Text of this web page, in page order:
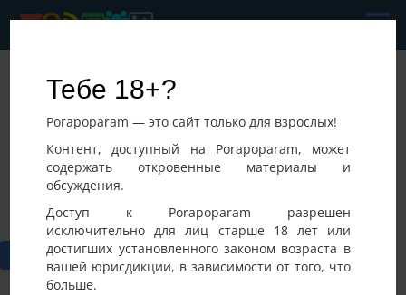
Тебе 18+?
Porapoparam — это сайт только для взрослых!
Контент, доступный на Porapoparam, может
содержать откровенные материалы и
обсуждения.
Доступ к Porapoparam разрешен
исключительно для лиц старше 18 лет или
достигших установленного законом возраста в
вашей юрисдикции, в зависимости от того, что
больше.
Влад
07-08-2026 03:46
Украина, Киев